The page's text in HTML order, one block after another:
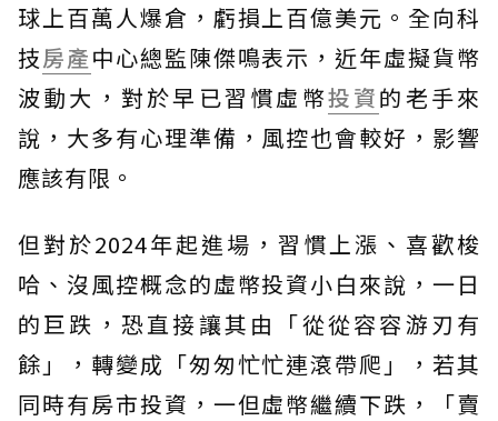
球上百萬人爆倉，虧損上百億美元。全向科
技房產中心總監陳傑鳴表示，近年虛擬貨幣
波動大，對於早已習慣虛幣投資的老手來
說，大多有心理準備，風控也會較好，影響
應該有限。
但對於2024年起進場，習慣上漲、喜歡梭
哈、沒風控概念的虛幣投資小白來說，一日
的巨跌，恐直接讓其由「從從容容游刃有
餘」，轉變成「匆匆忙忙連滾帶爬」，若其
同時有房市投資，一但虛幣繼續下跌，「賣